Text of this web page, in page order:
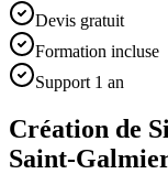
Devis gratuit
Formation incluse
Support 1 an
Création de
Saint-